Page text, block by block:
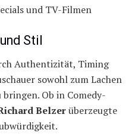
und TV-Filmen
Stil
Authentizität, Timing
sowohl zum Lachen
bringen. Ob in Comedy-
Belzerüberzeugte